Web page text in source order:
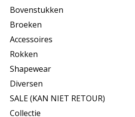
Bovenstukken
Broeken
Accessoires
Rokken
Shapewear
Diversen
SALE (KAN NIET RETOUR)
Collectie